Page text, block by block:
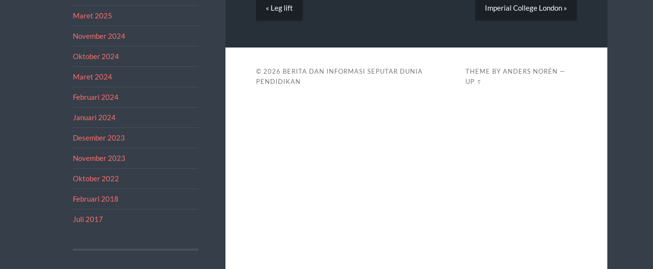
Maret 2025
November 2024
Oktober 2024
Maret 2024
Februari 2024
Januari 2024
Desember 2023
November 2023
Oktober 2022
Februari 2018
Juli 2017
« Leg lift Imperial College London »
© 2026 BERITA DAN INFORMASI SEPUTAR DUNIA
PENDIDIKAN
THEME BYANDERS NORÉN —
UP ↑